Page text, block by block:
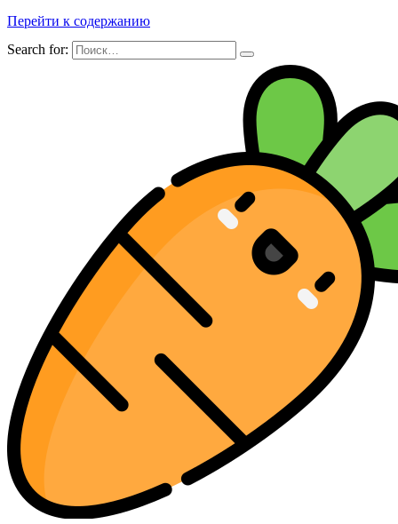
Перейти к содержанию
Search for: